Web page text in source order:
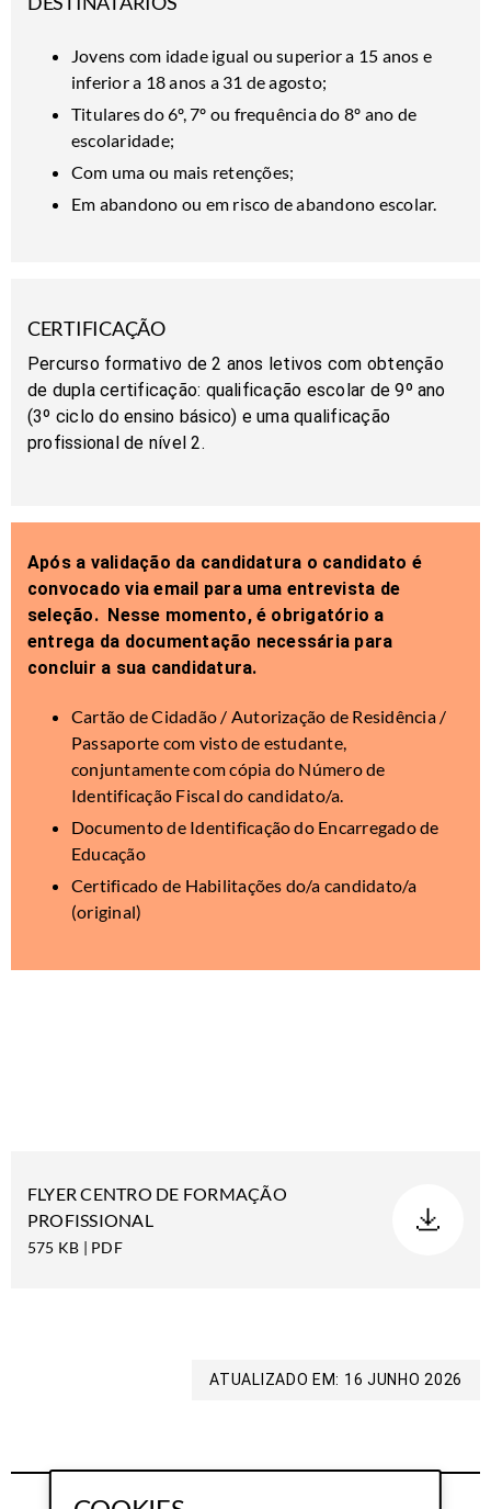
Jovens com idade igual ou superior a 15 anos e
inferior a 18 anos a 31 de agosto;
Titulares do 6º, 7º ou frequência do 8º ano de
escolaridade;
Com uma ou mais retenções;
Em abandono ou em risco de abandono escolar.
CERTIFICAÇÃO
Percurso formativo de 2 anos letivos com obtenção
de dupla certificação: qualificação escolar de 9º ano
(3º ciclo do ensino básico) e uma qualificação
profissional de nível 2.
Após a validação da candidatura o candidato é
convocado via email para uma entrevista de
seleção. Nesse momento, é obrigatório a
entrega da documentação necessária para
concluir a sua candidatura.
Cartão de Cidadão / Autorização de Residência /
Passaporte com visto de estudante,
conjuntamente com cópia do Número de
Identificação Fiscal do candidato/a.
Documento de Identificação do Encarregado de
Educação
Certificado de Habilitações do/a candidato/a
(original)
FLYER CENTRO DE FORMAÇÃO
PROFISSIONAL
575 KB | PDF
ATUALIZADO EM: 16 JUNHO 2026